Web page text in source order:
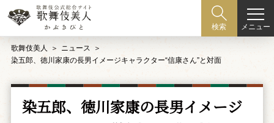
検索 メニュー
歌舞伎美人
ニュース
染五郎、徳川家康の長男イメージキャラクター“信康さん”と対面
染五郎、徳川家康の長男イメージ